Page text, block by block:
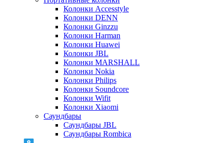
Колонки Accesstyle
Колонки DENN
Колонки Ginzzu
Колонки Harman
Колонки Huawei
Колонки JBL
Колонки MARSHALL
Колонки Nokia
Колонки Philips
Колонки Soundcore
Колонки Wifit
Колонки Xiaomi
Саундбары
Саундбары JBL
Саундбары Rombica